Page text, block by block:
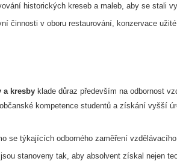
historických kreseb a maleb, aby se stali
činnosti v oboru restaurování, konzervace
a kresby klade důraz především na odbornost
kompetence studentů a získání vyšší
týkajících odborného zaměření
stanoveny tak, aby absolvent získal nejen